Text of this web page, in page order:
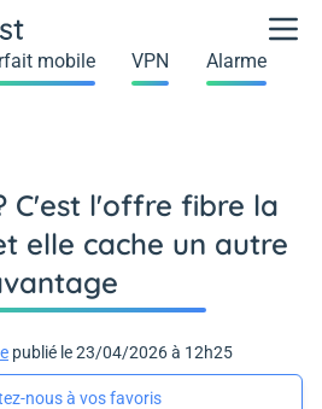
mobile VPN Alarme
C'est l'offre fibre la
elle cache un autre
publié le 23/04/2026 à 12h25
nous à vos favoris